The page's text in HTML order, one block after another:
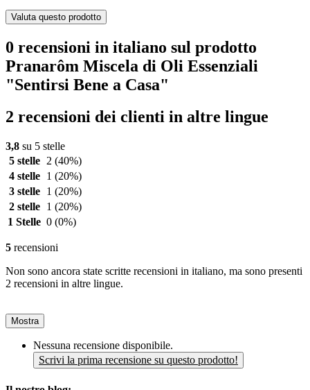
Valuta questo prodotto
0 recensioni in italiano sul prodotto
Pranarôm Miscela di Oli Essenziali
"Sentirsi Bene a Casa"
2 recensioni dei clienti in altre lingue
3,8 su 5 stelle
5 stelle
2 (40%)
4 stelle
1 (20%)
3 stelle
1 (20%)
2 stelle
1 (20%)
1 Stelle 0 (0%)
5 recensioni
Non sono ancora state scritte recensioni in italiano, ma sono presenti
2 recensioni in altre lingue.
Mostra
Nessuna recensione disponibile.
Scrivi la prima recensione su questo prodotto!